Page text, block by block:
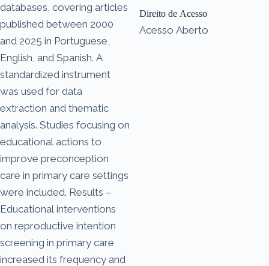
databases, covering articles
published between 2000
and 2025 in Portuguese,
English, and Spanish. A
standardized instrument
was used for data
extraction and thematic
analysis. Studies focusing on
educational actions to
improve preconception
care in primary care settings
were included. Results –
Educational interventions
on reproductive intention
screening in primary care
increased its frequency and
Direito de Acesso
Acesso Aberto